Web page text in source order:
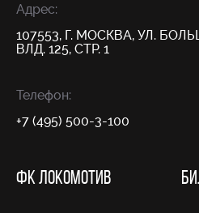
Адрес:
107553, Г. МОСКВА, УЛ.
ВЛД. 125, СТР. 1
Телефон:
+7 (495) 500-3-100
ФК ЛОКОМОТИВ